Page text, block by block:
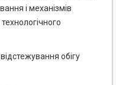
і механізмів
обігу